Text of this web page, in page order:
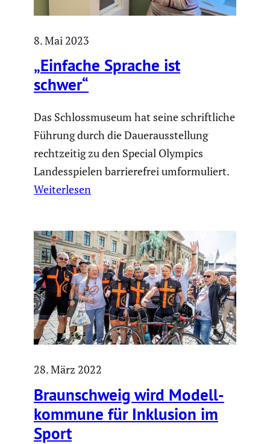
8. Mai 2023
„Einfache Sprache ist
schwer“
Das Schlossmuseum hat seine schriftliche
Führung durch die Dauerausstellung
rechtzeitig zu den Special Olympics
Landesspielen barrierefrei umformuliert.
Weiterlesen
28. März 2022
Braun­schweig wird Modell­
kom­mune für Inklusion im
Sport